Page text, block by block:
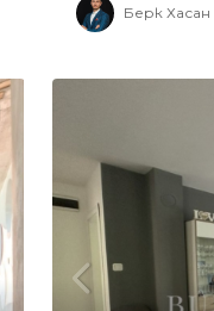
Берк Хасан